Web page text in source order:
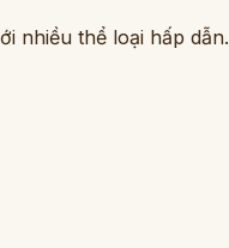
nhiều thể loại hấp dẫn.